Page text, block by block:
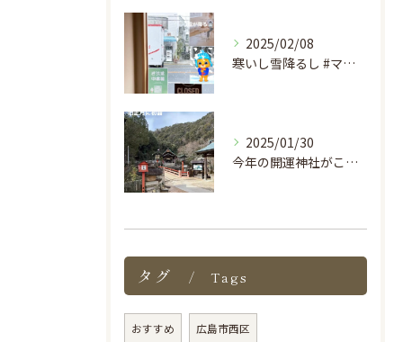
2025/02/08
寒いし雪降るし #マッサージ #もみほぐし #広島市西区 #...
2025/01/30
今年の開運神社がここらしい。
タグ Tags
おすすめ 広島市西区